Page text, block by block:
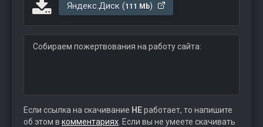
Яндекс.Диск (111 Mb)
Собираем пожертвования на работу сайта:
Если ссылка на скачивание НЕработает, то напишите
об этом в комментариях . Если вы не умеете скачивать